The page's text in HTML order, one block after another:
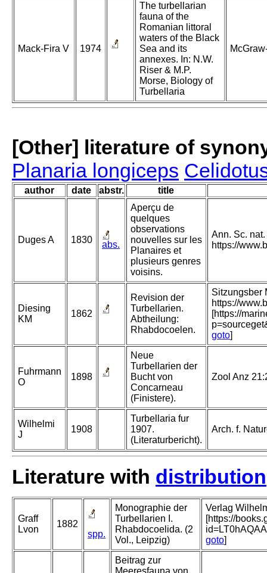
Mack-Fira V 1974
The turbellarian
fauna of the
Romanian littoral
waters of the Black
Sea and its
annexes. In: N.W.
Riser & M.P.
Morse, Biology of
Turbellaria
[Other] literature of
Planaria longiceps
author date abstr. title
Duges A 1830 abs.
Aperçu de
quelques
observations
nouvelles sur les
Planaires et
plusieurs genres
voisins.
Ann. Sc.
https://
Diesing
KM
1862
Revision der
Turbellarien.
Abtheilung:
Rhabdocoelen.
Sitzungsber
https://
[https://
goto]
Fuhrmann
O
1898
Neue
Turbellarien der
Bucht von
Concarneau
(Finistere).
Zool Anz
Wilhelmi
J
1908
Turbellaria fur
1907.
(Literaturbericht).
Arch. f.
Literature with distribution
Graff
Lvon
1882
spp.
Monographie der
Turbellarien I.
Rhabdocoelida. (2
Vol., Leipzig)
Verlag
[https://
goto]
Beitrag zur